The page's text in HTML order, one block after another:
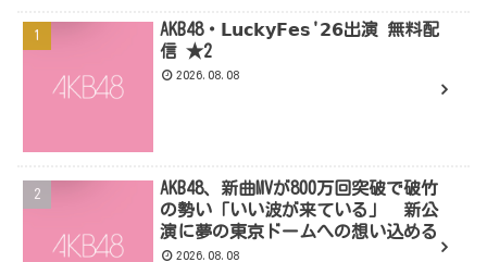
AKB48・𝗟𝘂𝗰𝗸𝘆𝗙𝗲𝘀'𝟮𝟲出演 無料配
信 ★2
2026.08.08
AKB48、新曲MVが800万回突破で破竹
の勢い「いい波が来ている」 新公
演に夢の東京ドームへの想い込める
2026.08.08